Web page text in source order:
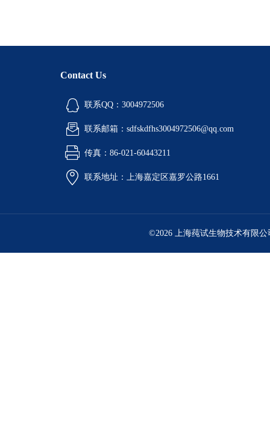
Contact Us
联系QQ：3004972506
联系邮箱：sdfskdfhs3004972506@qq.com
传真：86-021-60443211
联系地址：上海嘉定区嘉罗公路1661
©2026 上海莼试生物技术有限